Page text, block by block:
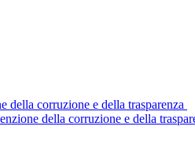
della corruzione e della trasparenza
della corruzione e della